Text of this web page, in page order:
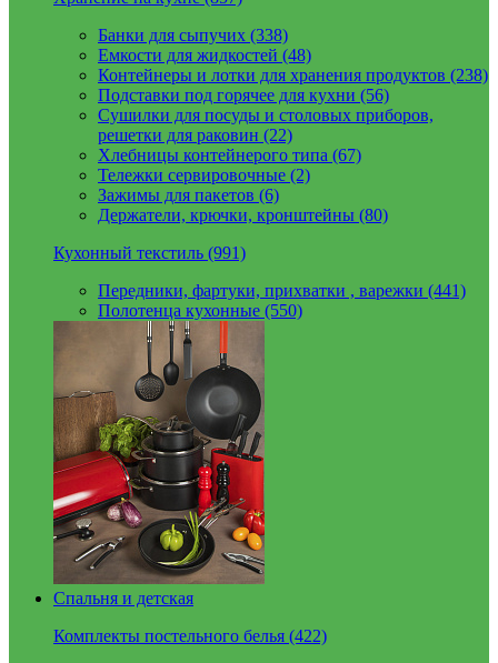
Банки для сыпучих (338)
Емкости для жидкостей (48)
Контейнеры и лотки для хранения продуктов (238)
Подставки под горячее для кухни (56)
Сушилки для посуды и столовых приборов,
решетки для раковин (22)
Хлебницы контейнерого типа (67)
Тележки сервировочные (2)
Зажимы для пакетов (6)
Держатели, крючки, кронштейны (80)
Кухонный текстиль (991)
Передники, фартуки, прихватки , варежки (441)
Полотенца кухонные (550)
Спальня и детская
Комплекты постельного белья (422)